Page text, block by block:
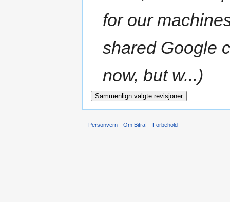
for our
shared Google
now, but w...)
Personvern Om Bitraf Forbehold